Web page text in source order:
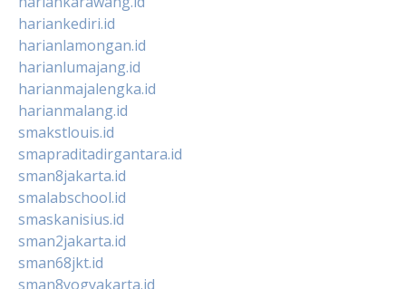
hariankediri.id
harianlamongan.id
harianlumajang.id
harianmajalengka.id
harianmalang.id
smakstlouis.id
smapraditadirgantara.id
sman8jakarta.id
smalabschool.id
smaskanisius.id
sman2jakarta.id
sman68jkt.id
sman8yogyakarta.id